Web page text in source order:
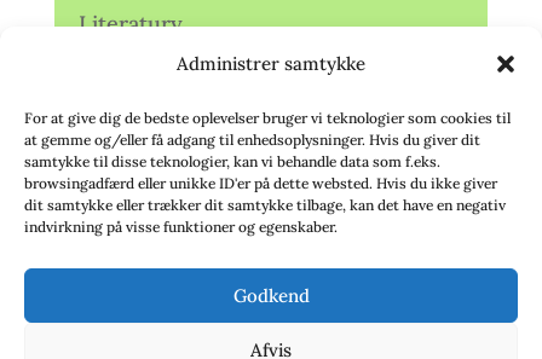
Administrer samtykke
For at give dig de bedste oplevelser bruger vi teknologier som cookies til
at gemme og/eller få adgang til enhedsoplysninger. Hvis du giver dit
samtykke til disse teknologier, kan vi behandle data som f.eks.
browsingadfærd eller unikke ID'er på dette websted. Hvis du ikke giver
dit samtykke eller trækker dit samtykke tilbage, kan det have en negativ
indvirkning på visse funktioner og egenskaber.
Godkend
Afvis
Literatury
Storbritannien: Translators
Association (TA)
Sverige: Översättarsektionen (Ö.)
Sverige: Översättarcentrum (ÖC)
deutschsprachiger Übersetzer (VdÜ)